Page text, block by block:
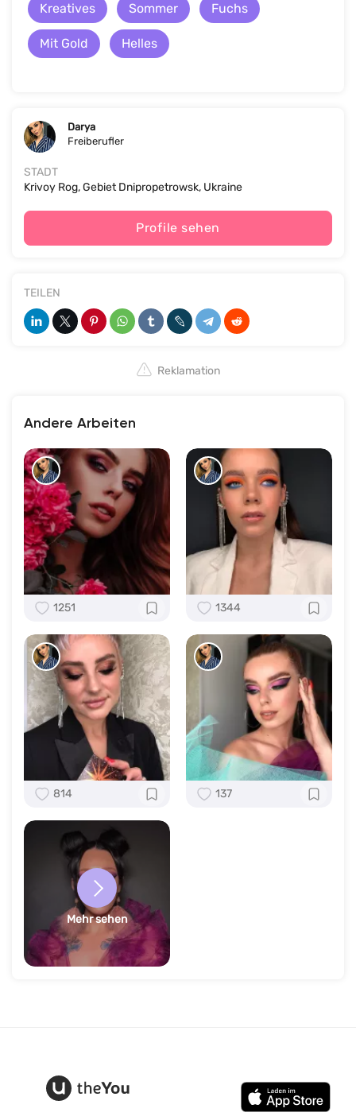
Kreatives Sommer Fuchs
Mit Gold Helles
Darya
Freiberufler
STADT
Krivoy Rog, Gebiet Dnipropetrowsk, Ukraine
Profile sehen
TEILEN
Reklamation
Andere Arbeiten
1251 1344
814 137
Mehr sehen